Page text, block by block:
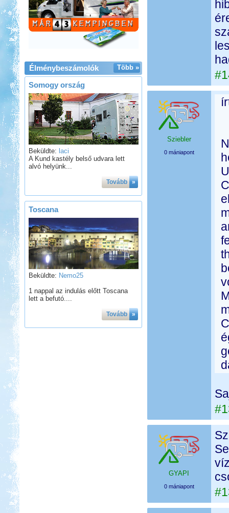
Több »
Élménybeszámolók
Somogy ország
Beküldte: laci
A Kund kastély belső udvara lett
alvó helyünk...
Tovább »
Toscana
Beküldte: Nemo25
1 nappal az indulás előtt Toscana
lett a befutó....
Tovább »
Sziebler
0 mániapont
GYAPI
0 mániapont